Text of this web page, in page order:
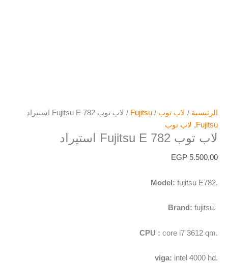
الرئيسية / لاب توب /
Fujitsu / لاب توب Fujitsu E 782 استيراد
Fujitsu
, لاب توب
لاب توب Fujitsu E 782 استيراد
EGP 5.500,00
Model: fujitsu E782.
Brand: fujitsu.
CPU : core i7 3612 qm.
viga: intel 4000 hd.